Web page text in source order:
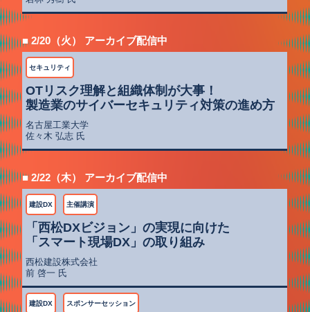
■ 2/20（火） アーカイブ配信中
セキュリティ
OTリスク理解と組織体制が大事！
製造業のサイバーセキュリティ対策の進め方
名古屋工業大学
佐々木 弘志 氏
■ 2/22（木） アーカイブ配信中
建設DX 主催講演
「西松DXビジョン」の実現に向けた
「スマート現場DX」の取り組み
西松建設株式会社
前 啓一 氏
建設DX スポンサーセッション